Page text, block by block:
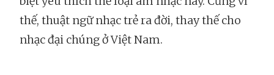
thế, thuật ngữ nhạc trẻ ra đời, thay thế cho
nhạc đại chúng ở Việt Nam.